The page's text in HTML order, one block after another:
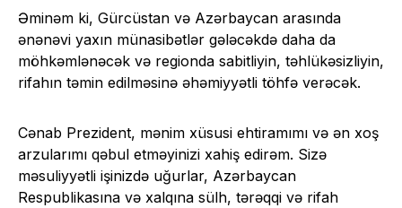
Əminəm ki, Gürcüstan və Azərbaycan arasında
ənənəvi yaxın münasibətlər gələcəkdə daha da
möhkəmlənəcək və regionda sabitliyin, təhlükəsizliyin,
rifahın təmin edilməsinə əhəmiyyətli töhfə verəcək.
Cənab Prezident, mənim xüsusi ehtiramımı və ən xoş
arzularımı qəbul etməyinizi xahiş edirəm. Sizə
məsuliyyətli işinizdə uğurlar, Azərbaycan
Respublikasına və xalqına sülh, tərəqqi və rifah